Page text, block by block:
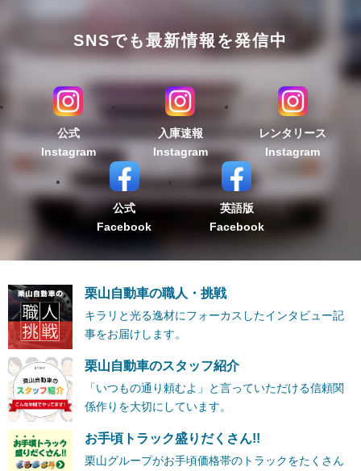
SNSでも最新情報を発信中
公式
Instagram
入庫速報
Instagram
レンタリース
Instagram
公式
Facebook
英語版
Facebook
栗山自動車の職人・挑戦
キラリと光る逸材にフォーカスしたインタビュー記
事をお届けします。
栗山自動車のスタッフ紹介
「いつもの通り頼むよ」と言っていただける信頼関
係作りを大切にしています。
お手頃トラック盛りだくさん!!
栗山グループがお手頃価格帯のトラックをたくさん